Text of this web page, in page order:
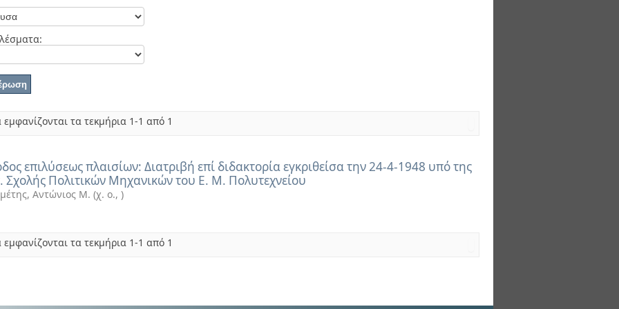
τα τεκμήρια 1-1 από 1
επιλύσεως πλαισίων: Διατριβή επί διδακτορία εγκριθείσα την 24-4-1948 υπό της
Σχολής Πολιτικών Μηχανικών του Ε. Μ. Πολυτεχνείου
Αντώνιος Μ. (χ. ο., )
τα τεκμήρια 1-1 από 1